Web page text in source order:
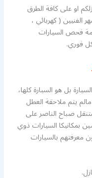
او على كافة الطرق
( كهربائي ،
فحص السيارات
فوري.
بل هو السيارة كلها،
يتم ملاحقة العطل
صباح الناصر على
بمكانيكا السيارات ذوي
تكون معرفتهم بالسيارات